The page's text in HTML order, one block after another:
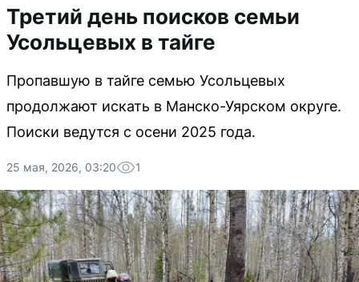
Третий день поисков семьи
Усольцевых в тайге
Пропавшую в тайге семью Усольцевых
продолжают искать в Манско-Уярском округе.
Поиски ведутся с осени 2025 года.
25 мая, 2026, 03:20 1